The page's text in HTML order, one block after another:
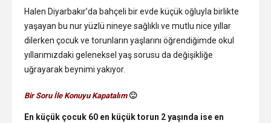
Halen Diyarbakır’da bahçeli bir evde küçük oğluyla birlikte
yaşayan bu nur yüzlü nineye sağlıklı ve mutlu nice yıllar
dilerken çocuk ve torunların yaşlarını öğrendiğimde okul
yıllarımızdaki geleneksel yaş sorusu da değişikliğe
uğrayarak beynimi yakıyor.
Bir Soru İle Konuyu Kapatalım🙂
En küçük çocuk 60 en küçük torun 2 yaşında ise en